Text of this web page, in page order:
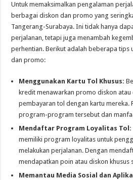
Untuk memaksimalkan pengalaman
berbagai diskon dan promo yang
Tangerang-Surabaya. Ini tidak hanya
perjalanan, tetapi juga menambah
perhentian. Berikut adalah beberapa tips
dan promo:
Menggunakan Kartu Tol Khusus:
kredit menawarkan promo diskon atau
pembayaran tol dengan kartu mereka.
program-program tersebut dan
Mendaftar Program Loyalitas Tol:
memiliki program loyalitas untuk
melakukan perjalanan. Dengan
mendapatkan poin atau diskon khusus
Memantau Media Sosial dan